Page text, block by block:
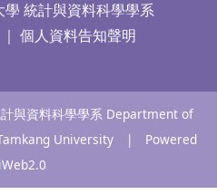
統計與資料科學學系
個人資料告知聲明
與資料科學學系 Department of
Tamkang University | Powered